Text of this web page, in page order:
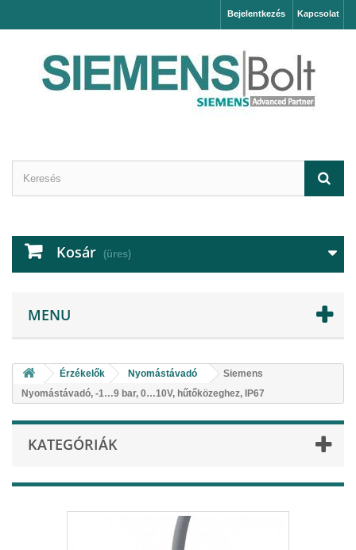
Kapcsolat
Bejelentkezés
Kosár (üres)
MENU
Érzékelők Nyomástávadó
Siemens
Nyomástávadó, -1…9 bar, 0…10V, hűtőközeghez, IP67
KATEGÓRIÁK